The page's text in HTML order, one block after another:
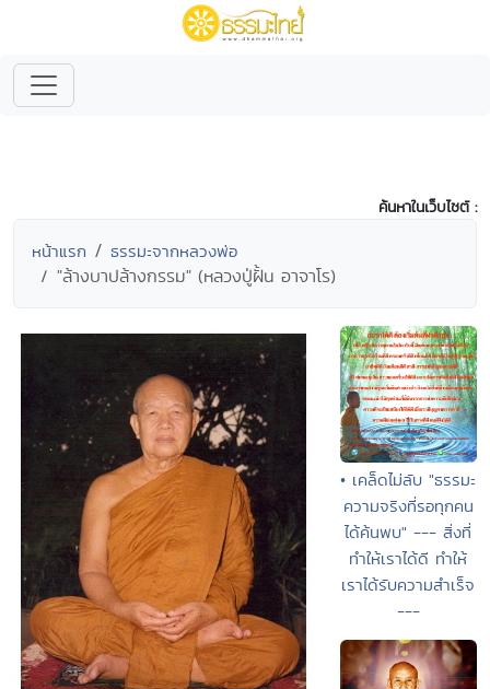
ค้นหาในเว็บไซต์ :
หน้าแรก ธรรมะจากหลวงพ่อ
"ล้างบาปล้างกรรม" (หลวงปู่ฝั้น อาจาโร)
• เคล็ดไม่ลับ "ธรรมะ
ความจริงที่รอทุกคน
ได้ค้นพบ" --- สิ่งที่
ทำให้เราได้ดี ทำให้
เราได้รับความสำเร็จ
---